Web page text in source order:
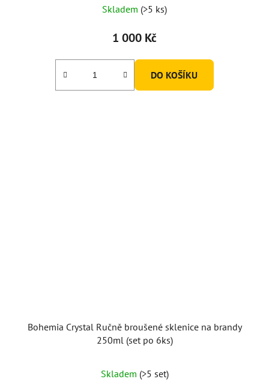
Skladem (>5 ks)
1 000 Kč
DO KOŠÍKU
Bohemia Crystal Ručně broušené sklenice na brandy
250ml (set po 6ks)
Skladem (>5 set)